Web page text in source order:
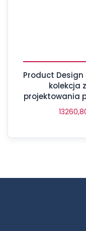
Product
kolekcja
projektowania